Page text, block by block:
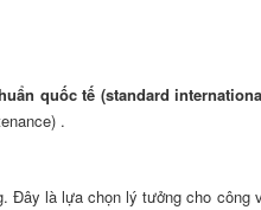
quốc tế (standard
.
Đây là lựa chọn lý tưởng cho công